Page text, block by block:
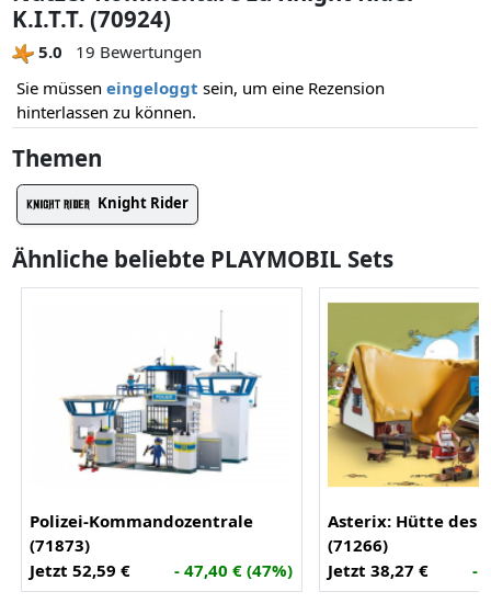
K.I.T.T. (70924)
5.0
19 Bewertungen
Sie müssen eingeloggt sein, um eine Rezension
hinterlassen zu können.
Themen
Knight Rider
Ähnliche beliebte PLAYMOBIL Sets
Polizei-Kommandozentrale
(71873)
Jetzt 52,59 €
- 47,40 € (47%)
Asterix: Hütte des
(71266)
Jetzt 38,27 €
-